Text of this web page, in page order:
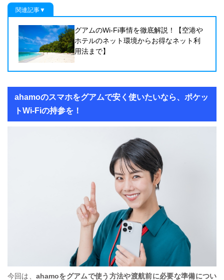
関連記事▼
グアムのWi-Fi事情を徹底解説！【空港や
ホテルのネット環境からお得なネット利
用法まで】
ahamoのスマホをグアムで安く使いたいなら、ポケッ
トWi-Fiの持参を！
今回は、ahamoをグアムで使う方法や渡航前に必要な準備につい